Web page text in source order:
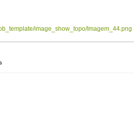
image_show_topo/Imagem_44.png